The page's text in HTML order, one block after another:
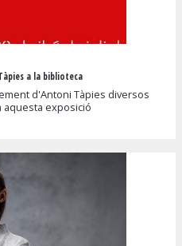
a la biblioteca
d'Antoni Tàpies diversos
aquesta exposició